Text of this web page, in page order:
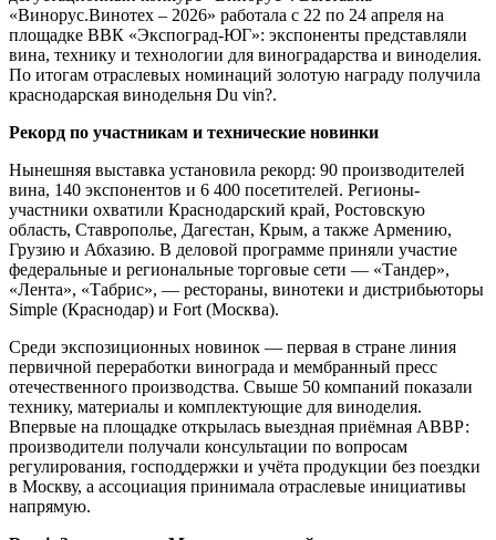
«Винорус.Винотех – 2026» работала с 22 по 24 апреля на
площадке ВВК «Экспоград-ЮГ»: экспоненты представляли
вина, технику и технологии для виноградарства и виноделия.
По итогам отраслевых номинаций золотую награду получила
краснодарская винодельня Du vin?.
Рекорд по участникам и технические новинки
Нынешняя выставка установила рекорд: 90 производителей
вина, 140 экспонентов и 6 400 посетителей. Регионы-
участники охватили Краснодарский край, Ростовскую
область, Ставрополье, Дагестан, Крым, а также Армению,
Грузию и Абхазию. В деловой программе приняли участие
федеральные и региональные торговые сети — «Тандер»,
«Лента», «Табрис», — рестораны, винотеки и дистрибьюторы
Simple (Краснодар) и Fort (Москва).
Среди экспозиционных новинок — первая в стране линия
первичной переработки винограда и мембранный пресс
отечественного производства. Свыше 50 компаний показали
технику, материалы и комплектующие для виноделия.
Впервые на площадке открылась выездная приёмная АВВР:
производители получали консультации по вопросам
регулирования, господдержки и учёта продукции без поездки
в Москву, а ассоциация принимала отраслевые инициативы
напрямую.